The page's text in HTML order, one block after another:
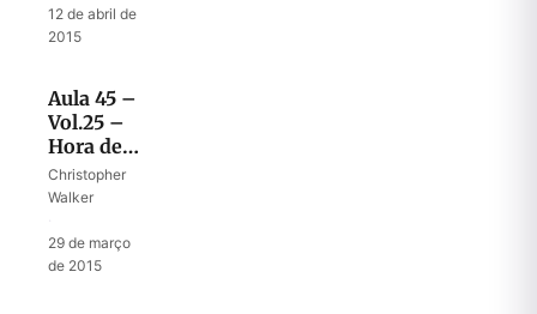
12 de abril de
2015
Aula 45 –
Vol.25 –
Hora de
juízo
sobre a
Acabe
Christopher
Walker
29 de março
de 2015